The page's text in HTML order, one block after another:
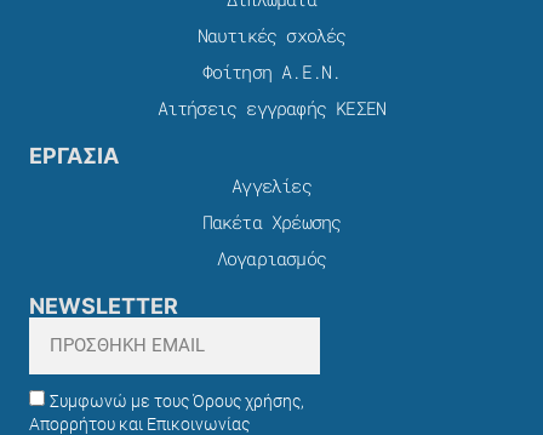
Ναυτικές σχολές
Φοίτηση Α.Ε.Ν.
Αιτήσεις εγγραφής ΚΕΣΕΝ
ΕΡΓΑΣΙΑ
Αγγελίες
Πακέτα Χρέωσης​
Λογαριασμός
NEWSLETTER
Συμφωνώ με τους Όρους χρήσης,
Απορρήτου και Επικοινωνίας